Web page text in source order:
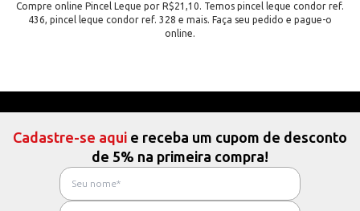
Compre online Pincel Leque por R$21,10. Temos pincel leque condor ref.
436, pincel leque condor ref. 328 e mais. Faça seu pedido e pague-o
online.
Cadastre-se aqui e receba um cupom de desconto
de 5% na primeira compra!